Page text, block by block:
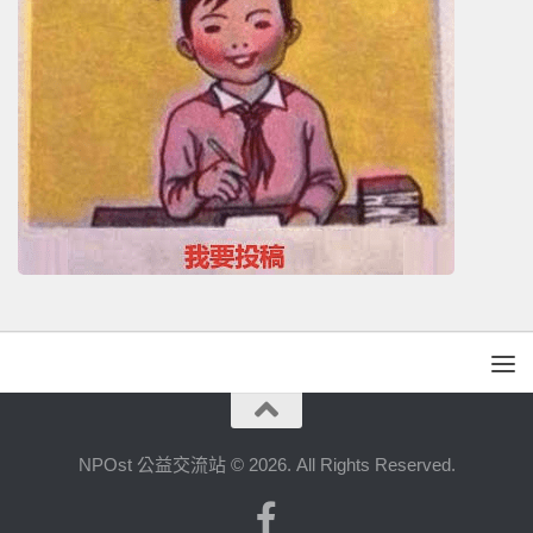
NPOst 公益交流站 © 2026. All Rights Reserved.